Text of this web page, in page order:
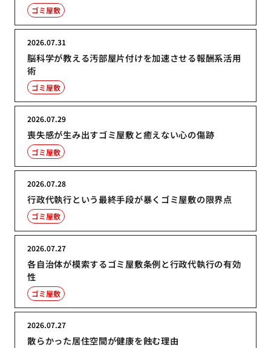
ゴミ屋敷
脳科学が教える汚部屋片付けを加速させる報酬系活用
術
2026.07.31
ゴミ屋敷
喪失感が生み出すゴミ屋敷と癒えない心の傷跡
2026.07.29
ゴミ屋敷
行政代執行という最終手段が暴くゴミ屋敷の限界点
2026.07.28
ゴミ屋敷
各自治体が模索するゴミ屋敷条例と行政代執行の有効
性
2026.07.27
ゴミ屋敷
散らかった居住空間が健康を蝕む理由
2026.07.27